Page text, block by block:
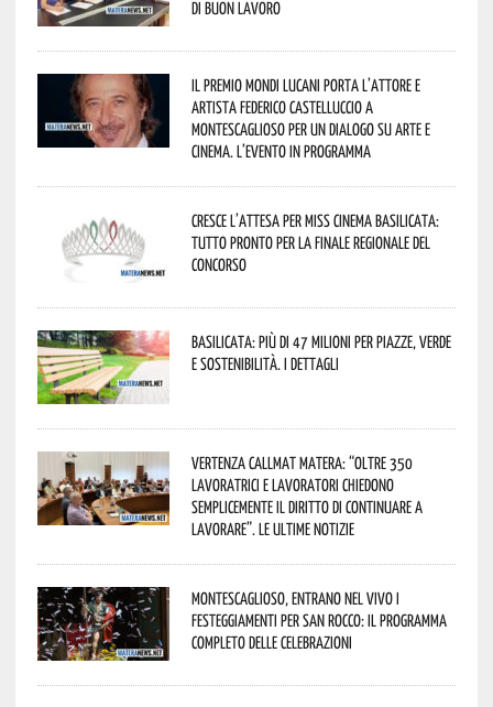
di buon lavoro
Il Premio Mondi Lucani porta l’attore e
artista Federico Castelluccio a
Montescaglioso per un dialogo su arte e
cinema. L’evento in programma
Cresce l’attesa per Miss Cinema Basilicata:
tutto pronto per la finale regionale del
concorso
Basilicata: più di 47 milioni per piazze, verde
e sostenibilità. I dettagli
Vertenza CallMat Matera: “Oltre 350
lavoratrici e lavoratori chiedono
semplicemente il diritto di continuare a
lavorare”. Le ultime notizie
Montescaglioso, entrano nel vivo i
festeggiamenti per San Rocco: il programma
completo delle celebrazioni